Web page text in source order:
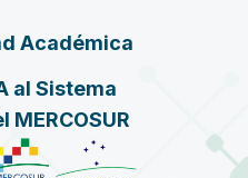
Académica
al Sistema
MERCOSUR